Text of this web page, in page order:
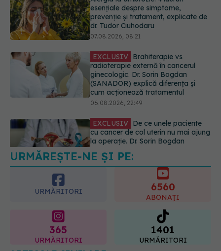
EXCLUSIV Brahiterapie vs
radioterapie externă în cancerul
ginecologic. Dr. Sorin Bogdan
cum acționează tratamentul
06.08.2026, 22:49
EXCLUSIV De ce unele paciente
cu cancer de col uterin nu mai ajung
la operație. Dr. Sorin Bogdan
(SANADOR): Intervenția
chirurgicală, doar în situații
particulare
06.08.2026, 20:45
EXCLUSIV
Ce grăbește apariția
ridurilor. Nu este doar vârsta. Ce
spun dermatologii
URMĂREȘTE-NE ȘI PE:
URMĂRITORI 6560
ABONAȚI
365
URMĂRITORI
1401
URMĂRITORI
ARTICOLE SIMILARE